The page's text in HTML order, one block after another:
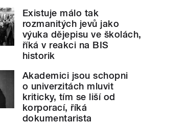
Existuje málo tak
rozmanitých jevů jako
výuka dějepisu ve školách,
říká v reakci na BIS
historik
Akademici jsou schopni
o univerzitách mluvit
kriticky, tím se liší od
korporací, říká
dokumentarista